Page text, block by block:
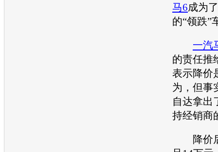
马6成为
的“领跌”
一汽
的责任推
表示降价
为，但事
自达拿出
持经销商
降价